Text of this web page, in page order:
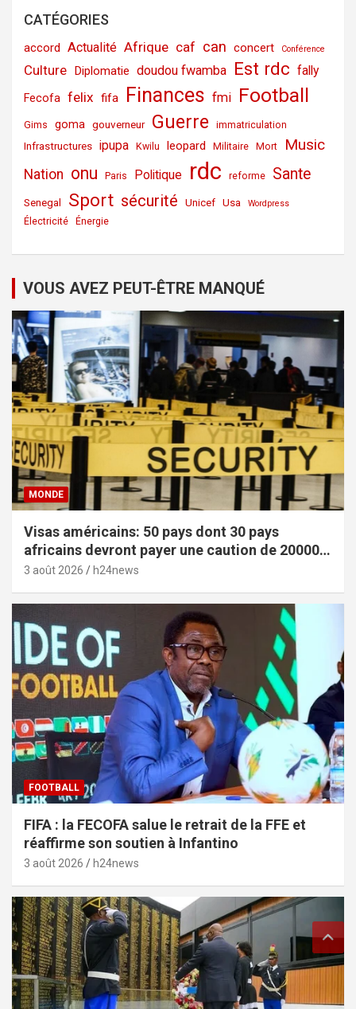
CATÉGORIES
accord Actualité Afrique caf can concert Conférence
Culture Diplomatie doudou fwamba Est rdc fally
Fecofa felix fifa Finances fmi Football
Gims goma gouverneur Guerre immatriculation
Infrastructures ipupa Kwilu leopard Militaire Mort Music
Nation onu Paris Politique rdc reforme Sante
Senegal Sport sécurité Unicef Usa Wordpress
Électricité Énergie
VOUS AVEZ PEUT-ÊTRE MANQUÉ
MONDE
Visas américains: 50 pays dont 30 pays
africains devront payer une caution de 20000
dollars
3 août 2026 h24news
FOOTBALL
FIFA : la FECOFA salue le retrait de la FFE et
réaffirme son soutien à Infantino
3 août 2026 h24news